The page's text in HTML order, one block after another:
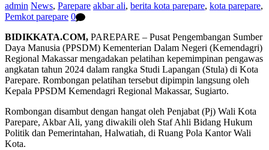
admin News, Parepare akbar ali, berita kota parepare, kota parepare,
Pemkot parepare 0
BIDIKKATA.COM, PAREPARE – Pusat Pengembangan Sumber
Daya Manusia (PPSDM) Kementerian Dalam Negeri (Kemendagri)
Regional Makassar mengadakan pelatihan kepemimpinan pengawas
angkatan tahun 2024 dalam rangka Studi Lapangan (Stula) di Kota
Parepare. Rombongan pelatihan tersebut dipimpin langsung oleh
Kepala PPSDM Kemendagri Regional Makassar, Sugiarto.
Rombongan disambut dengan hangat oleh Penjabat (Pj) Wali Kota
Parepare, Akbar Ali, yang diwakili oleh Staf Ahli Bidang Hukum
Politik dan Pemerintahan, Halwatiah, di Ruang Pola Kantor Wali
Kota.